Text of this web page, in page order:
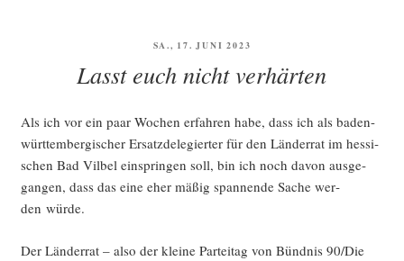
VERÖFFENTLICHT
SA., 17. JUNI 2023
Lasst euch nicht verhärten
Als ich vor ein paar Wochen erfah­ren habe, dass ich als baden-
würt­tem­ber­gi­scher Ersatz­de­le­gier­ter für den Län­der­rat im hes­si­
schen Bad Vil­bel ein­sprin­gen soll, bin ich noch davon aus­ge­
gan­gen, dass das eine eher mäßig span­nen­de Sache wer­
den würde.
Der Län­der­rat – also der klei­ne Par­tei­tag von Bünd­nis 90/Die